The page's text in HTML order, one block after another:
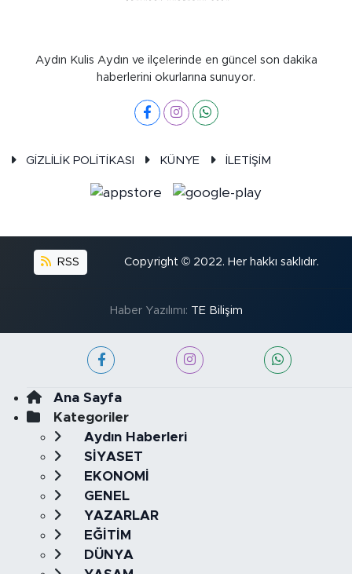
Aydın Kulis Aydın ve ilçelerinde en güncel son dakika
haberlerini okurlarına sunuyor.
GİZLİLİK POLİTİKASI KÜNYE İLETİŞİM
RSS Copyright © 2022. Her hakkı saklıdır.
Haber Yazılımı: TE Bilişim
Ana Sayfa
Kategoriler
Aydın Haberleri
SİYASET
EKONOMİ
GENEL
YAZARLAR
EĞİTİM
DÜNYA